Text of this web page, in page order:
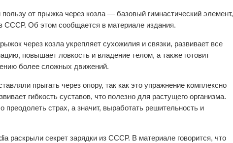
пользу от прыжка через козла — базовый гимнастический элемент,
СССР. Об этом сообщается в материале издания.
через козла укрепляет сухожилия и связки, развивает все
повышает ловкость и владение телом, а также готовит
более сложных движений.
прыгать через опору, так как это упражнение комплексно
гибкость суставов, что полезно для растущего организма.
преодолеть страх, а значит, выработать решительность и
раскрыли секрет зарядки из СССР. В материале говорится, что